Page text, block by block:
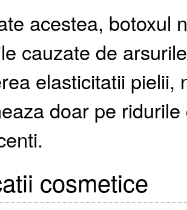
acestea, botoxul
cauzate de
elasticitatii pielii,
doar pe
cosmetice